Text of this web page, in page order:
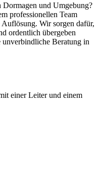
Dormagen und Umgebung?
professionellen Team
Wir sorgen dafür,
ordentlich übergeben
Beratung in